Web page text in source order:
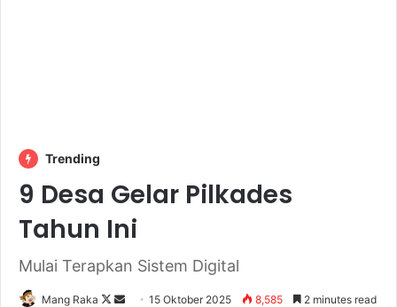
Trending
9 Desa Gelar Pilkades
Tahun Ini
Mulai Terapkan Sistem Digital
Mang Raka
Follow
Send15 Oktober 2025 8,585 2 minutes read